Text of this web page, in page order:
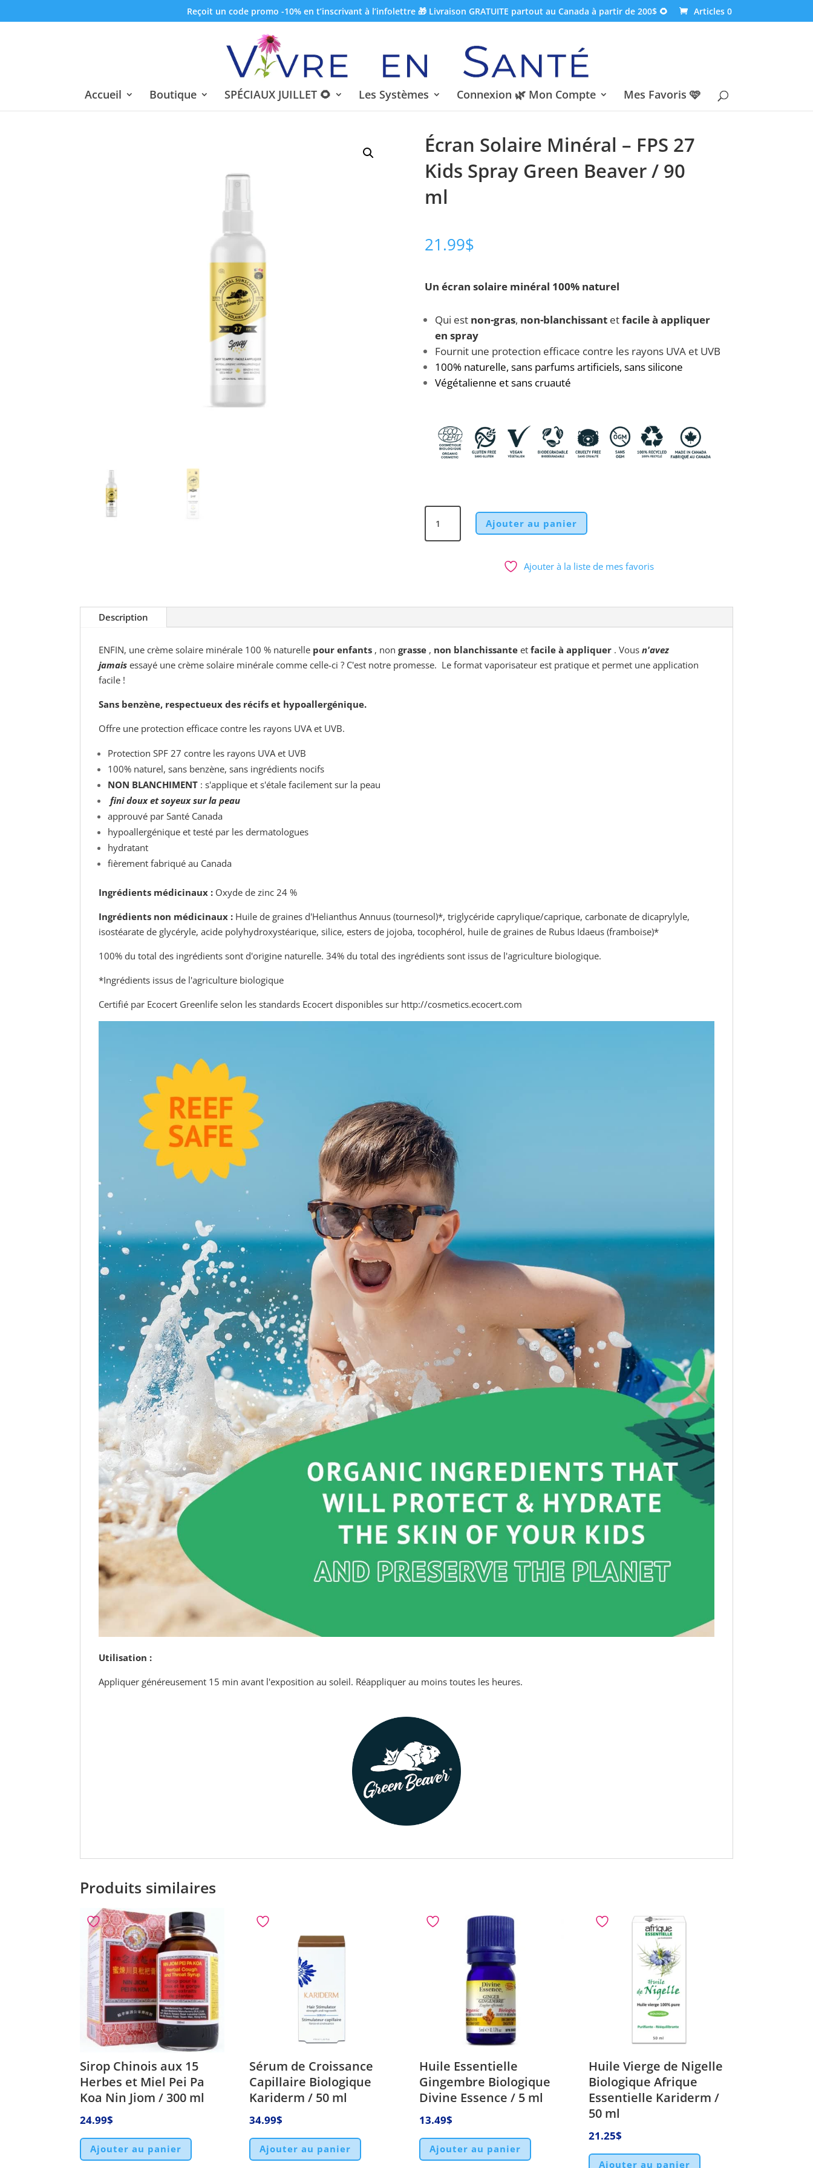
Reçoit un code promo -10% en t’inscrivant à l’infolettre 🎁 Livraison GRATUITE partout au Canada à partir de 200$ 🌻 Articles 0
Accueil Boutique SPÉCIAUX JUILLET 🌻 Les Systèmes Connexion 🌿 Mon Compte Mes Favoris 🩷
Écran Solaire Minéral – FPS 27
Kids Spray Green Beaver / 90
ml
21.99$
Un écran solaire minéral 100% naturel
Qui est non-gras, non-blanchissantetfacile à appliquer
en spray
Fournit une protection efficace contre les rayons UVA et UVB
100% naturelle, sans parfums artificiels, sans silicone
Végétalienne et sans cruauté
Écran
Spray
Green
Ajouter au panier
Ajouter à la liste de mes favoris
Description
ENFIN, une crème solaire minérale 100 % naturelle pour enfants , non grasse , non blanchissante et facile à appliquer . Vous n'avez
jamais essayé une crème solaire minérale comme celle-ci ? C'est notre promesse. Le format vaporisateur est pratique et permet une application
facile !
Sans benzène, respectueux des récifs et hypoallergénique.
Offre une protection efficace contre les rayons UVA et UVB.
Protection SPF 27 contre les rayons UVA et UVB
100% naturel, sans benzène, sans ingrédients nocifs
NON BLANCHIMENT : s'applique et s'étale facilement sur la peau
fini doux et soyeux sur la peau
approuvé par Santé Canada
hypoallergénique et testé par les dermatologues
hydratant
fièrement fabriqué au Canada
Ingrédients médicinaux : Oxyde de zinc 24 %
Ingrédients non médicinaux : Huile de graines d'Helianthus Annuus (tournesol)*, triglycéride caprylique/caprique, carbonate de dicaprylyle,
isostéarate de glycéryle, acide polyhydroxystéarique, silice, esters de jojoba, tocophérol, huile de graines de Rubus Idaeus (framboise)*
100% du total des ingrédients sont d'origine naturelle. 34% du total des ingrédients sont issus de l'agriculture biologique.
*Ingrédients issus de l'agriculture biologique
Certifié par Ecocert Greenlife selon les standards Ecocert disponibles sur http://cosmetics.ecocert.com
Utilisation :
Appliquer généreusement 15 min avant l'exposition au soleil. Réappliquer au moins toutes les heures.
Produits similaires
Sirop Chinois aux 15
Herbes et Miel Pei Pa
Koa Nin Jiom / 300 ml
24.99$
Ajouter au panier
Sérum de Croissance
Capillaire Biologique
Kariderm / 50 ml
34.99$
Ajouter au panier
Huile Essentielle
Gingembre Biologique
Divine Essence / 5 ml
13.49$
Ajouter au panier
Huile Vierge de Nigelle
Biologique Afrique
Essentielle Kariderm /
50 ml
21.25$
Ajouter au panier